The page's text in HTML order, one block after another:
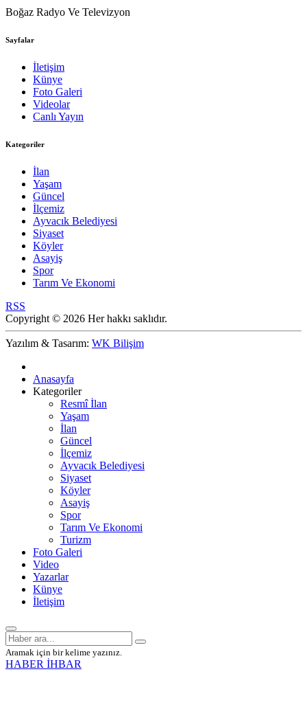
Boğaz Radyo Ve Televizyon
Sayfalar
İletişim
Künye
Foto Galeri
Videolar
Canlı Yayın
Kategoriler
İlan
Yaşam
Güncel
İlçemiz
Ayvacık Belediyesi
Siyaset
Köyler
Asayiş
Spor
Tarım Ve Ekonomi
RSS
Copyright © 2026 Her hakkı saklıdır.
Yazılım & Tasarım: WK Bilişim
Anasayfa
Kategoriler
Resmî İlan
Yaşam
İlan
Güncel
İlçemiz
Ayvacık Belediyesi
Siyaset
Köyler
Asayiş
Spor
Tarım Ve Ekonomi
Turizm
Foto Galeri
Video
Yazarlar
Künye
İletişim
Aramak için bir kelime yazınız.
HABER İHBAR